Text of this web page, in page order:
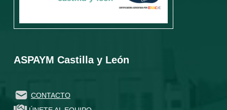
ASPAYM Castilla y León
CONTACTO